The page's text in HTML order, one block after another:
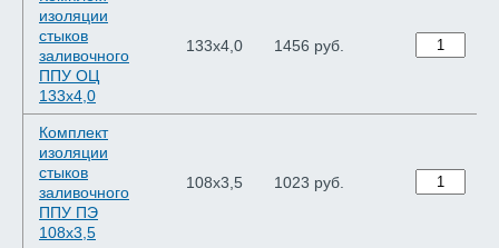
изоляции
стыков
заливочного
ППУ ОЦ
133х4,0
133х4,0 1456 руб.
Комплект
изоляции
стыков
заливочного
ППУ ПЭ
108х3,5
108х3,5 1023 руб.